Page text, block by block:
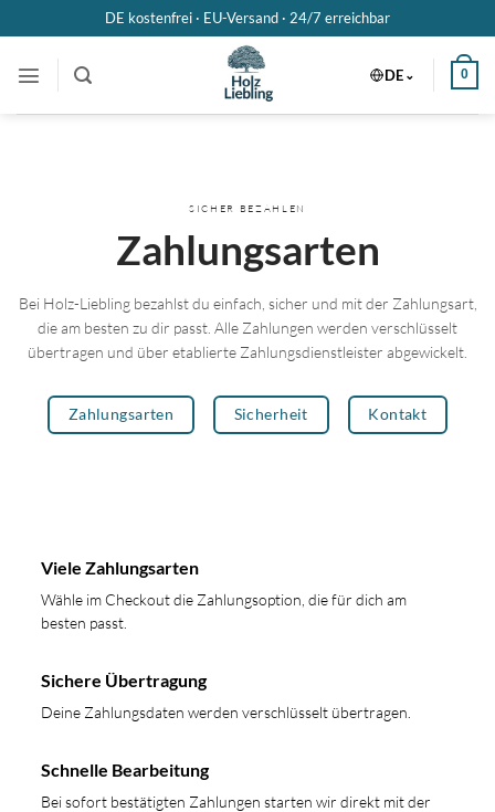
Inhalt
DE kostenfrei · EU-Versand · 24/7 erreichbar
DE 0
SICHER BEZAHLEN
Zahlungsarten
Bei Holz-Liebling bezahlst du einfach, sicher und mit der Zahlungsart,
die am besten zu dir passt. Alle Zahlungen werden verschlüsselt
übertragen und über etablierte Zahlungsdienstleister abgewickelt.
Zahlungsarten Sicherheit Kontakt
Viele Zahlungsarten
Wähle im Checkout die Zahlungsoption, die für dich am
besten passt.
Sichere Übertragung
Deine Zahlungsdaten werden verschlüsselt übertragen.
Schnelle Bearbeitung
Bei sofort bestätigten Zahlungen starten wir direkt mit der